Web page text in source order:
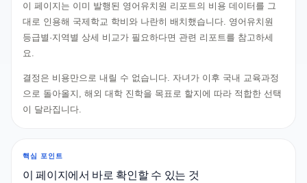
이 페이지는 이미 발행된 영어유치원 리포트의 비용 데이터를 그
대로 인용해 국제학교 학비와 나란히 배치했습니다. 영어유치원
등급별·지역별 상세 비교가 필요하다면 관련 리포트를 참고하세
요.
결정은 비용만으로 내릴 수 없습니다. 자녀가 이후 국내 교육과정
으로 돌아올지, 해외 대학 진학을 목표로 할지에 따라 적합한 선택
이 달라집니다.
핵심 포인트
이 페이지에서 바로 확인할 수 있는 것